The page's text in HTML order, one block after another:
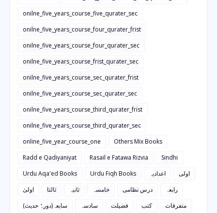
onilne_five_years_course_five_qurater_sec
onilne_five_years_course_four_qurater_frist
onilne_five_years_course_four_qurater_sec
onilne_five_years_course_frist_qurater_sec
onilne_five_years_course_sec_qurater_frist
onilne_five_years_course_sec_qurater_sec
onilne_five_years_course_third_qurater_frist
onilne_five_years_course_third_qurater_sec
online_five_year_course_one
Others Mix Books
Radd e Qadiyaniyat
Rasail e Fatawa Rizvia
Sindhi
Urdu Aqa'ed Books
Urdu Fiqh Books اعدادیہ
اولی
اولیٰ
ثالثا ثانیہ خامسہ درس نظامی
رابعہ
سابعہ(دورہٌ حدیث)
سادسہ فضیلت کتب
متفرقات